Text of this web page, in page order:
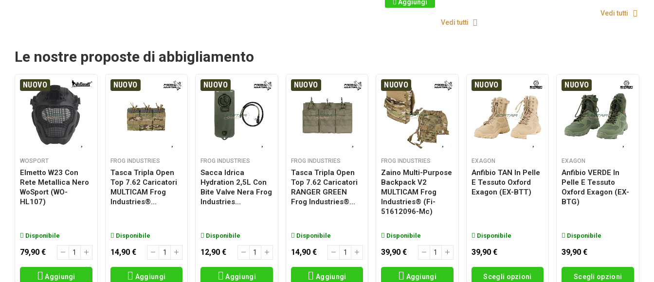
Aggiungi
Vedi tutti
Vedi tutti
Le nostre proposte di abbigliamento
NUOVO
WOSPORT
Elmetto W23 Con
Rete Metallica Nero
WoSport (WO-
HL107)
Disponibile
79,90 €
Aggiungi
NUOVO
FROG INDUSTRIES
Tasca Tripla Open
Top 7.62 Caricatori
MULTICAM Frog
Industries®...
Disponibile
14,90 €
Aggiungi
NUOVO
FROG INDUSTRIES
Sacca Idrica
Hydration 2,5L Con
Bite Valve Nera Frog
Industries...
Disponibile
12,90 €
Aggiungi
NUOVO
FROG INDUSTRIES
Tasca Tripla Open
Top 7.62 Caricatori
RANGER GREEN
Frog Industries®...
Disponibile
14,90 €
Aggiungi
NUOVO
FROG INDUSTRIES
Zaino Multi-Purpose
Backpack V2
MULTICAM Frog
Industries® (fi-
51612096-Mc)
Disponibile
39,90 €
Aggiungi
NUOVO
EXAGON
Anfibio TAN In Pelle
E Tessuto Oxford
Exagon (EX-BTT)
Disponibile
39,90 €
Scegli opzioni
NUOVO
EXAGON
Anfibio VERDE In
Pelle E Tessuto
Oxford Exagon (EX-
BTG)
Disponibile
39,90 €
Scegli opzioni